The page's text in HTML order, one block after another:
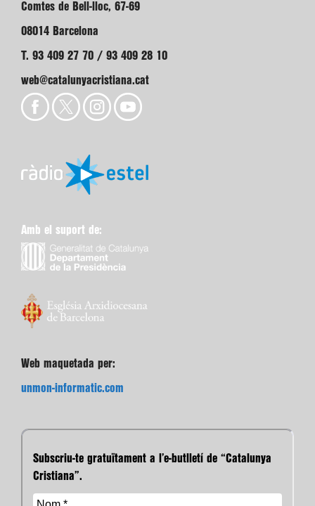
Comtes de Bell-lloc, 67-69
08014 Barcelona
T. 93 409 27 70 / 93 409 28 10
web@catalunyacristiana.cat
Amb el suport de:
Web maquetada per:
unmon-informatic.com
Subscriu-te gratuïtament a l’e-butlletí de “Catalunya
Cristiana”.